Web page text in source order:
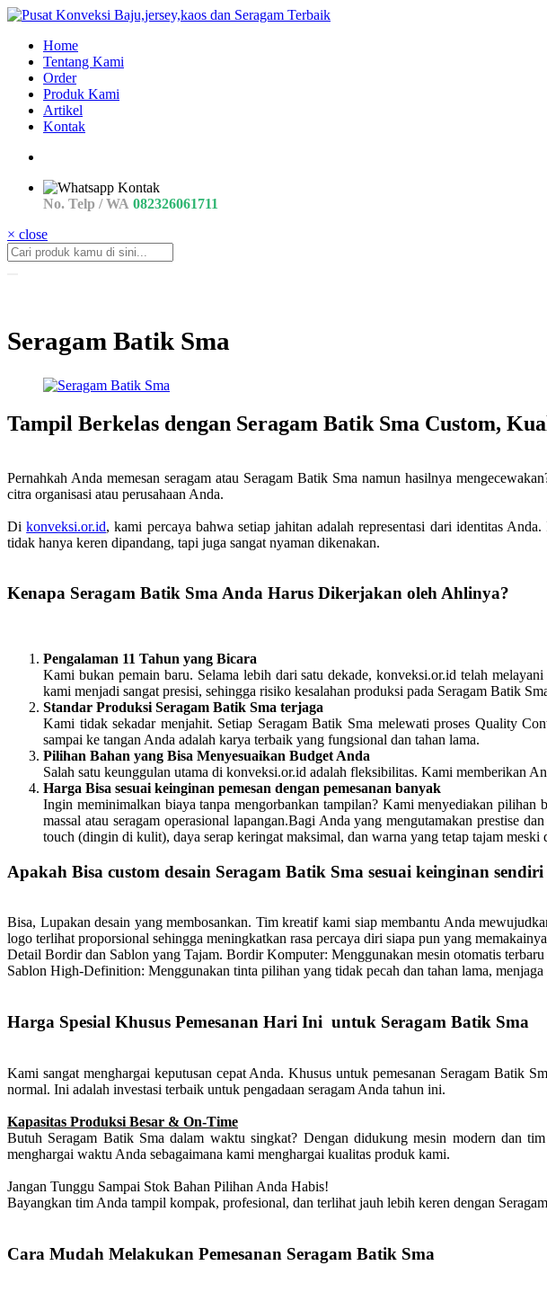
Home
Tentang Kami
Order
Produk Kami
Artikel
Kontak
No. Telp / WA 082326061711
× close
Seragam Batik Sma
Tampil Berkelas dengan Seragam Batik Sma Custom,
Pernahkah Anda memesan seragam atau Seragam Batik Sma namun hasilnya
citra organisasi atau perusahaan Anda.
Dikonveksi.or.id, kami percaya bahwa setiap jahitan adalah representasi dari identitas
tidak hanya keren dipandang, tapi juga sangat nyaman dikenakan.
Kenapa Seragam Batik Sma Anda Harus Dikerjakan oleh Ahlinya?
Pengalaman 11 Tahun yang Bicara
Kami bukan pemain baru. Selama lebih dari satu dekade, konveksi.or.id telah
kami menjadi sangat presisi, sehingga risiko kesalahan produksi pada Seragam Batik
Standar Produksi Seragam Batik Sma terjaga
Kami tidak sekadar menjahit. Setiap Seragam Batik Sma melewati proses Quality
sampai ke tangan Anda adalah karya terbaik yang fungsional dan tahan lama.
Pilihan Bahan yang Bisa Menyesuaikan Budget Anda
Salah satu keunggulan utama di konveksi.or.id adalah fleksibilitas. Kami memberikan
Harga Bisa sesuai keinginan pemesan dengan pemesanan banyak
Ingin meminimalkan biaya tanpa mengorbankan tampilan? Kami menyediakan
massal atau seragam operasional lapangan.Bagi Anda yang mengutamakan prestise
touch (dingin di kulit), daya serap keringat maksimal, dan warna yang tetap tajam
Apakah Bisa custom desain Seragam Batik Sma sesuai keinginan sendiri
Bisa, Lupakan desain yang membosankan. Tim kreatif kami siap membantu Anda
logo terlihat proporsional sehingga meningkatkan rasa percaya diri siapa pun yang
Detail Bordir dan Sablon yang Tajam. Bordir Komputer: Menggunakan mesin otomatis
Sablon High-Definition: Menggunakan tinta pilihan yang tidak pecah dan tahan lama,
Harga Spesial Khusus Pemesanan Hari Ini untuk Seragam Batik Sma
Kami sangat menghargai keputusan cepat Anda. Khusus untuk pemesanan Seragam Batik
normal. Ini adalah investasi terbaik untuk pengadaan seragam Anda tahun ini.
Kapasitas Produksi Besar & On-Time
Butuh Seragam Batik Sma dalam waktu singkat? Dengan didukung mesin modern dan
menghargai waktu Anda sebagaimana kami menghargai kualitas produk kami.
Jangan Tunggu Sampai Stok Bahan Pilihan Anda Habis!
Bayangkan tim Anda tampil kompak, profesional, dan terlihat jauh lebih keren dengan
Cara Mudah Melakukan Pemesanan Seragam Batik Sma